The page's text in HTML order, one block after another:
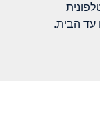
הבית.